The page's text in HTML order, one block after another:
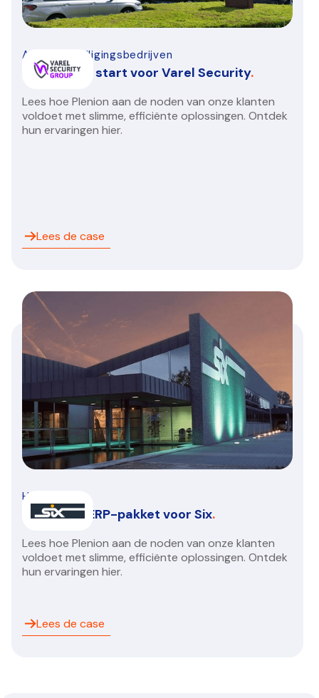
Alarm-beveiligingsbedrijven
Een nieuwe start voor Varel Security.
Lees hoe Plenion aan de noden van onze klanten
voldoet met slimme, efficiënte oplossingen. Ontdek
hun ervaringen hier.
Lees de case
HVAC/R
Een nieuw ERP-pakket voor Six.
Lees hoe Plenion aan de noden van onze klanten
voldoet met slimme, efficiënte oplossingen. Ontdek
hun ervaringen hier.
Lees de case